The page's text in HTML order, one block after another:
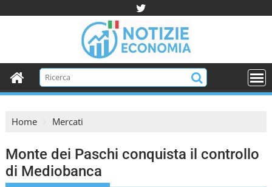
t
c
Home Mercati
Monte dei Paschi conquista il controllo
di Mediobanca